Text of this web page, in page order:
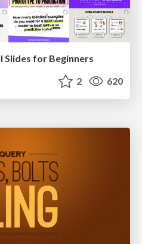
Slides for Beginners
2 620